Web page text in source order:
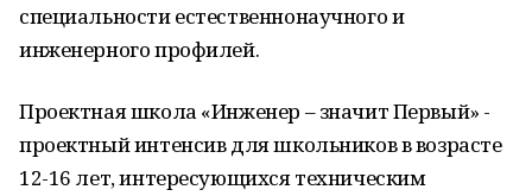
специальности естественнонаучного и
инженерного профилей.
​Проектная школа «Инженер – значит Первый» -
проектный интенсив для школьников в возрасте
12-16 лет, интересующихся техническим